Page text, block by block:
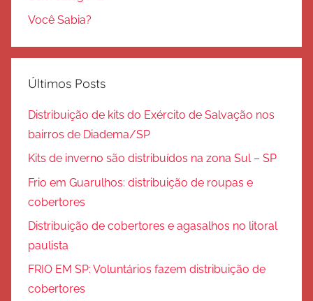
Você Sabia?
Últimos Posts
Distribuição de kits do Exército de Salvação nos
bairros de Diadema/SP
Kits de inverno são distribuídos na zona Sul – SP
Frio em Guarulhos: distribuição de roupas e
cobertores
Distribuição de cobertores e agasalhos no litoral
paulista
FRIO EM SP: Voluntários fazem distribuição de
cobertores